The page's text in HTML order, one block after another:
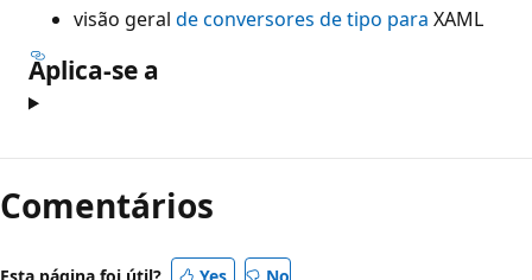
visão geral de conversores de tipo para XAML
Aplica-se a
Comentários
Esta página foi útil?